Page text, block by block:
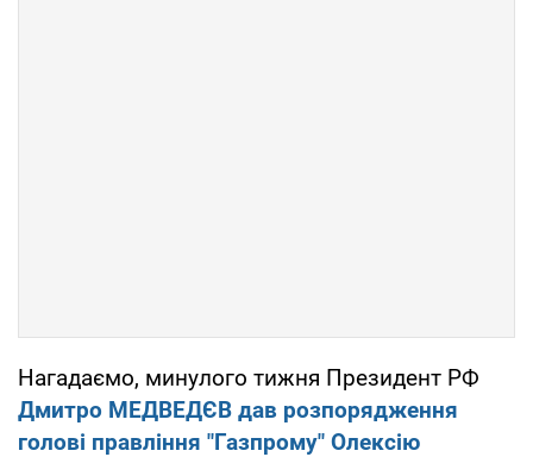
Нагадаємо, минулого тижня Президент РФ
Дмитро МЕДВЕДЄВ дав розпорядження
голові правління "Газпрому" Олексію